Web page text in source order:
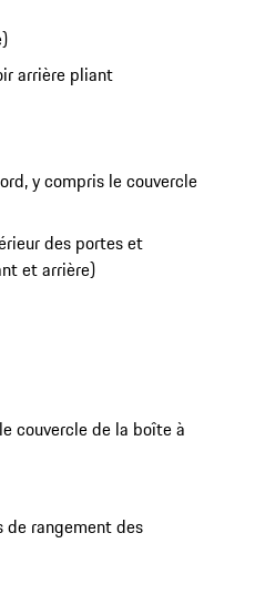
arrière pliant
y compris le couvercle
des portes et
et arrière)
couvercle de la boîte à
de rangement des